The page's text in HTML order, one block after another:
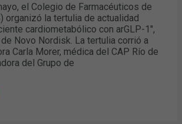
el Colegio de Farmacéuticos de
organizó la tertulia de actualidad
cardiometabólico con arGLP-1",
Novo Nordisk. La tertulia corrió a
Carla Morer, médica del CAP Río de
del Grupo de